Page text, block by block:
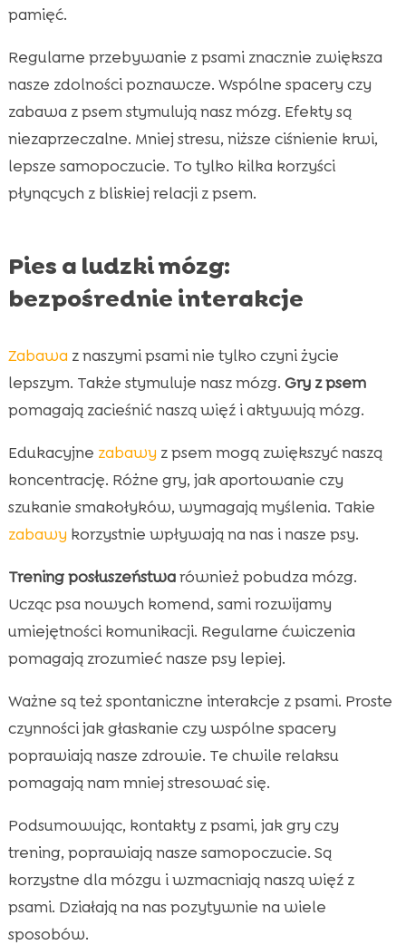
pamięć.
Regularne przebywanie z psami znacznie zwiększa
nasze zdolności poznawcze. Wspólne spacery czy
zabawa z psem stymulują nasz mózg. Efekty są
niezaprzeczalne. Mniej stresu, niższe ciśnienie krwi,
lepsze samopoczucie. To tylko kilka korzyści
płynących z bliskiej relacji z psem.
Pies a ludzki mózg:
bezpośrednie interakcje
Zabawa z naszymi psami nie tylko czyni życie
lepszym. Także stymuluje nasz mózg. Gry z psem
pomagają zacieśnić naszą więź i aktywują mózg.
Edukacyjne zabawy z psem mogą zwiększyć naszą
koncentrację. Różne gry, jak aportowanie czy
szukanie smakołyków, wymagają myślenia. Takie
zabawy korzystnie wpływają na nas i nasze psy.
Trening posłuszeństwarównież pobudza mózg.
Ucząc psa nowych komend, sami rozwijamy
umiejętności komunikacji. Regularne ćwiczenia
pomagają zrozumieć nasze psy lepiej.
Ważne są też spontaniczne interakcje z psami. Proste
czynności jak głaskanie czy wspólne spacery
poprawiają nasze zdrowie. Te chwile relaksu
pomagają nam mniej stresować się.
Podsumowując, kontakty z psami, jak gry czy
trening, poprawiają nasze samopoczucie. Są
korzystne dla mózgu i wzmacniają naszą więź z
psami. Działają na nas pozytywnie na wiele
sposobów.